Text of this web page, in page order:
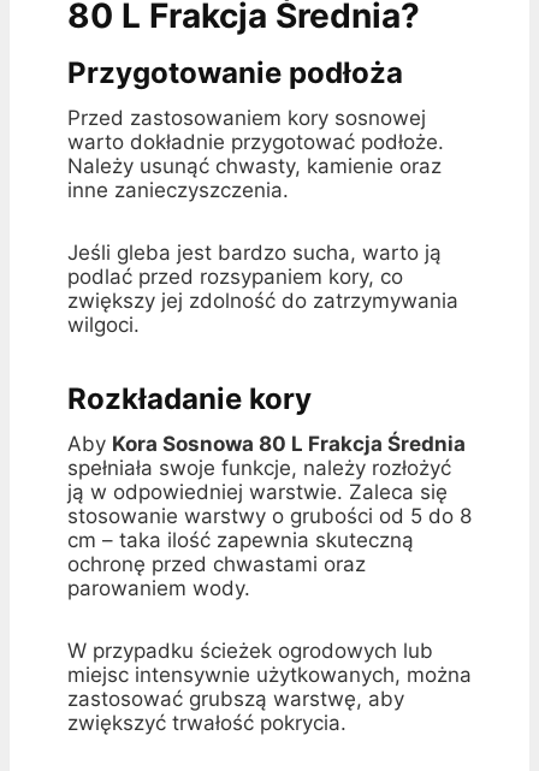
80 L Frakcja Średnia?
Przygotowanie podłoża
Przed zastosowaniem kory sosnowej
warto dokładnie przygotować podłoże.
Należy usunąć chwasty, kamienie oraz
inne zanieczyszczenia.
Jeśli gleba jest bardzo sucha, warto ją
podlać przed rozsypaniem kory, co
zwiększy jej zdolność do zatrzymywania
wilgoci.
Rozkładanie kory
Aby Kora Sosnowa 80 L Frakcja Średnia
spełniała swoje funkcje, należy rozłożyć
ją w odpowiedniej warstwie. Zaleca się
stosowanie warstwy o grubości od 5 do 8
cm – taka ilość zapewnia skuteczną
ochronę przed chwastami oraz
parowaniem wody.
W przypadku ścieżek ogrodowych lub
miejsc intensywnie użytkowanych, można
zastosować grubszą warstwę, aby
zwiększyć trwałość pokrycia.